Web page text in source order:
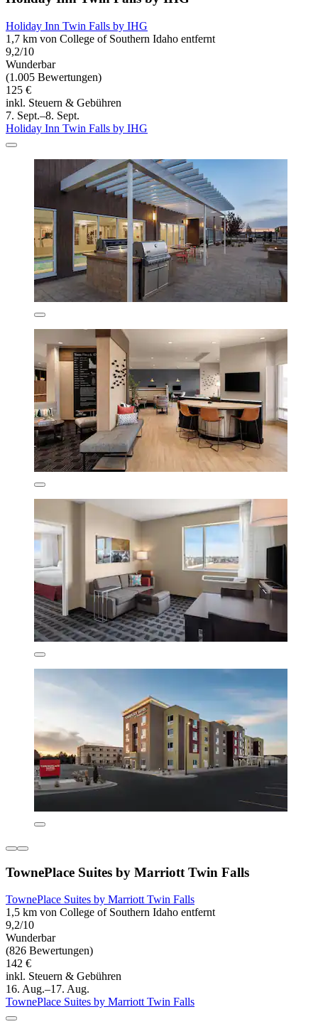
Holiday Inn Twin Falls by IHG
1,7 km von College of Southern Idaho entfernt
9,2/10
Wunderbar
(1.005 Bewertungen)
125 €
inkl. Steuern & Gebühren
7. Sept.–8. Sept.
Holiday Inn Twin Falls by IHG
TownePlace Suites by Marriott Twin Falls
TownePlace Suites by Marriott Twin Falls
1,5 km von College of Southern Idaho entfernt
9,2/10
Wunderbar
(826 Bewertungen)
142 €
inkl. Steuern & Gebühren
16. Aug.–17. Aug.
TownePlace Suites by Marriott Twin Falls